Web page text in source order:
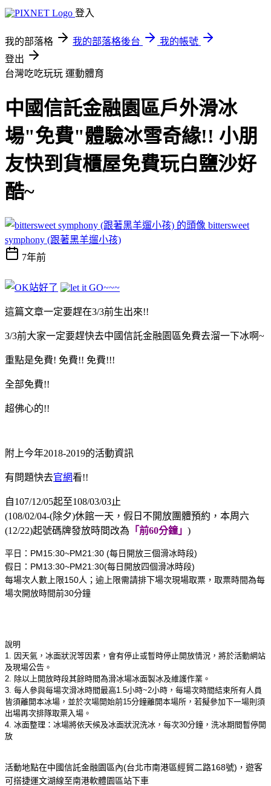
登入
我的部落格 我的部落格後台
我的帳號
登出
台灣吃吃玩玩 運動體育
中國信託金融園區戶外滑冰
場"免費"體驗冰雪奇緣!! 小朋
友快到貨櫃屋免費玩白鹽沙好
酷~
bittersweet
symphony (跟著黑羊遛小孩)
7年前
這篇文章一定要趕在3/3前生出來!!
3/3前大家一定要趕快去中國信託金融園區免費去溜一下冰啊~
重點是免費! 免費!! 免費!!!
全部免費!!
超佛心的!!
附上今年2018-2019的活動資訊
有問題快去官網看!!
自107/12/05起至108/03/03止
(108/02/04-(除夕)休館一天，假日不開放團體預約，本周六
(12/22)起號碼牌發放時間改為 「前60分鐘」 )
平日：PM15:30~PM21:30 (每日開放三個滑冰時段)
假日：PM13:30~PM21:30(每日開放四個滑冰時段)
每場次人數上限150人；逾上限需請排下場次現場取票，取票時間為每
場次開放時間前30分鐘
說明
1. 因天氣，冰面狀況等因素，會有停止或暫時停止開放情況，將於活動網站
及現場公告。
2. 除以上開放時段其餘時間為滑冰場冰面製冰及維護作業。
3. 每人參與每場次滑冰時間最高1.5小時~2小時，每場次時間結束所有人員
皆須離開本冰場，並於次場開始前15分鐘離開本場所，若擬參加下一場則須
出場再次排隊取票入場。
4. 冰面整理：冰場將依天候及冰面狀況洗冰，每次30分鐘，洗冰期間暫停開
放
活動地點在中國信託金融園區內(台北市南港區經貿二路168號)，遊客
可搭捷運文湖線至南港軟體園區站下車